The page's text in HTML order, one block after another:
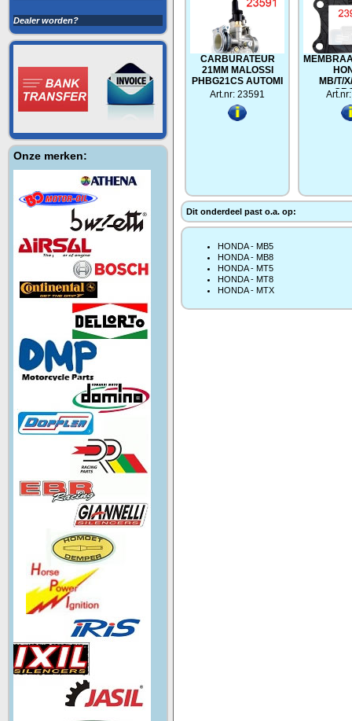
Dealer worden?
Onze merken:
CARBURATEUR
21MM MALOSSI
PHBG21CS AUTOMI
Art.nr: 23591
MB/T/
Dit onderdeel past o.a. op:
HONDA - MB5
HONDA - MB8
HONDA - MT5
HONDA - MT8
HONDA - MTX